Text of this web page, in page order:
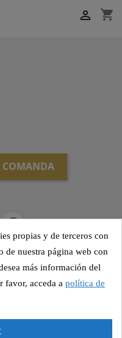
shopping_cart

COMANDA
propias y de terceros con
de nuestra página web con
más información del
favor, acceda a política de